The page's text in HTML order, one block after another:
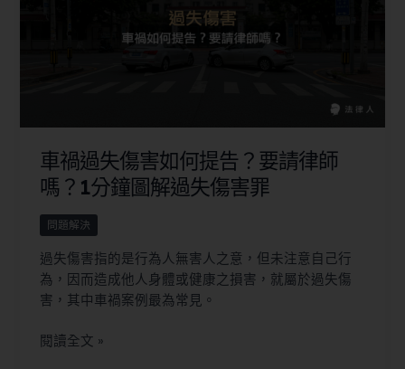
車禍過失傷害如何提告？要請律師
嗎？1分鐘圖解過失傷害罪
問題解決
過失傷害指的是行為人無害人之意，但未注意自己行
為，因而造成他人身體或健康之損害，就屬於過失傷
害，其中車禍案例最為常見。
閱讀全文 »